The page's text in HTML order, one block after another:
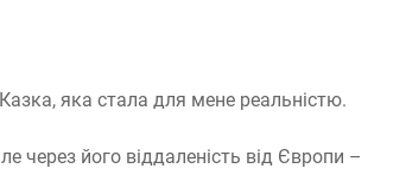
яка стала для мене реальністю.
через його віддаленість від Європи –